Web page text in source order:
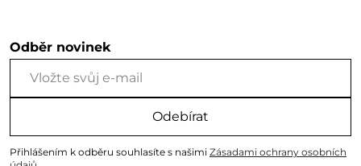
Odběr novinek
Odebírat
Přihlášením k odběru souhlasíte s našimi Zásadami ochrany osobních